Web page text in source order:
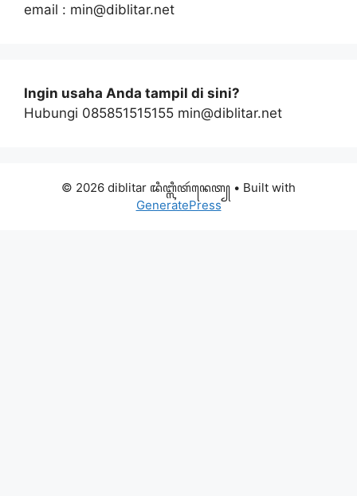
email : min@diblitar.net
Ingin usaha Anda tampil di sini?
Hubungi 085851515155 min@diblitar.net
© 2026 diblitar ꦢꦶꦧ꧀ꦭꦶꦠꦂꦤꦺꦠ꧀ • Built with
GeneratePress